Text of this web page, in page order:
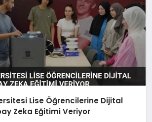
Lise Öğrencilerine Dijital
Zeka Eğitimi Veriyor